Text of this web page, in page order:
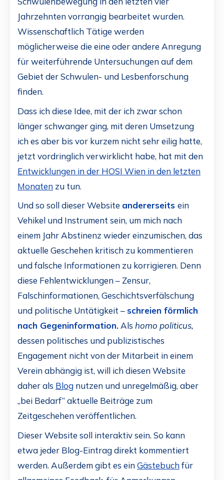
Jahrzehnten vorrangig bearbeitet wurden.
Wissenschaftlich Tätige werden
möglicherweise die eine oder andere Anregung
für weiterführende Untersuchungen auf dem
Gebiet der Schwulen- und Lesbenforschung
finden.
Dass ich diese Idee, mit der ich zwar schon
länger schwanger ging, mit deren Umsetzung
ich es aber bis vor kurzem nicht sehr eilig hatte,
jetzt vordringlich verwirklicht habe, hat mit den
Entwicklungen in der HOSI Wien in den letzten
Monaten zu tun.
Und so soll dieser Website andererseits ein
Vehikel und Instrument sein, um mich nach
einem Jahr Abstinenz wieder einzumischen, das
aktuelle Geschehen kritisch zu kommentieren
und falsche Informationen zu korrigieren. Denn
diese Fehlentwicklungen – Zensur,
Falschinformationen, Geschichtsverfälschung
und politische Untätigkeit –schreien förmlich
nach Gegeninformation. Als homo politicus,
dessen politisches und publizistisches
Engagement nicht von der Mitarbeit in einem
Verein abhängig ist, will ich diesen Website
daher als Blog nutzen und unregelmäßig, aber
„bei Bedarf“ aktuelle Beiträge zum
Zeitgeschehen veröffentlichen.
Dieser Website soll interaktiv sein. So kann
etwa jeder Blog-Eintrag direkt kommentiert
werden. Außerdem gibt es einGästebuchfür